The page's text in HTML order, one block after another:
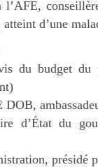
d’une
du budget du
d’État du